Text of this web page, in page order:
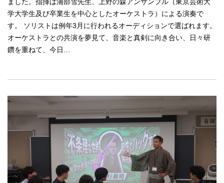
学大学生及び卒業生を中心としたオーケストラ）による演奏で
す。 ソリストは例年3月に行われるオーディションで選ばれます。
オーケストラとの共演を夢見て、音楽と真剣に向き合い、日々研
鑽を重ねて、今日…